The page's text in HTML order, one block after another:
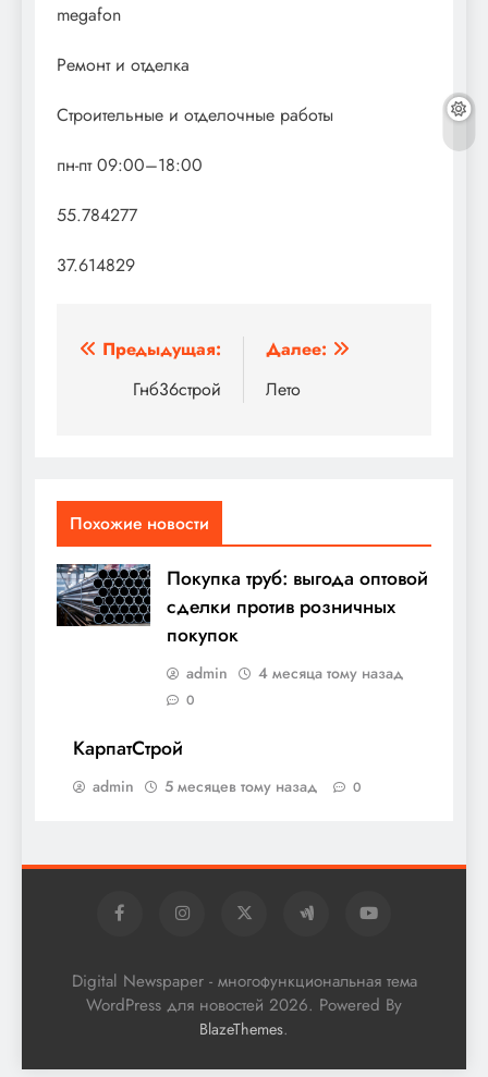
megafon
Ремонт и отделка
Строительные и отделочные работы
пн-пт 09:00–18:00
55.784277
37.614829
Навигация
Предыдущая:
Гнб36строй
Далее:
Лето
Похожие новости
Покупка труб: выгода оптовой
сделки против розничных
покупок
admin 4 месяца тому назад
0
КарпатСтрой
admin 5 месяцев тому назад 0
Digital Newspaper - многофункциональная тема
WordPress для новостей 2026. Powered By
BlazeThemes.